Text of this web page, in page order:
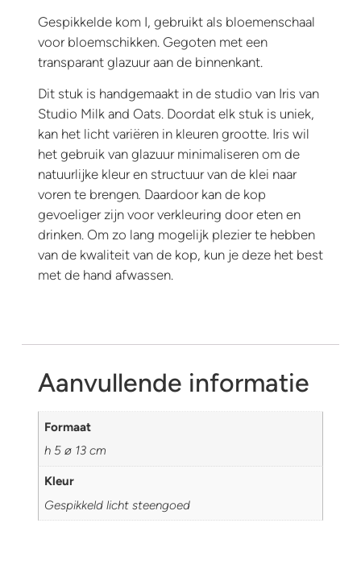
Gespikkelde kom I, gebruikt als bloemenschaal
voor bloemschikken. Gegoten met een
transparant glazuur aan de binnenkant.
Dit stuk is handgemaakt in de studio van Iris van
Studio Milk and Oats. Doordat elk stuk is uniek,
kan het licht variëren in kleuren grootte. Iris wil
het gebruik van glazuur minimaliseren om de
natuurlijke kleur en structuur van de klei naar
voren te brengen. Daardoor kan de kop
gevoeliger zijn voor verkleuring door eten en
drinken. Om zo lang mogelijk plezier te hebben
van de kwaliteit van de kop, kun je deze het best
met de hand afwassen.
Aanvullende informatie
Formaat
h 5 ø 13 cm
Kleur
Gespikkeld licht steengoed